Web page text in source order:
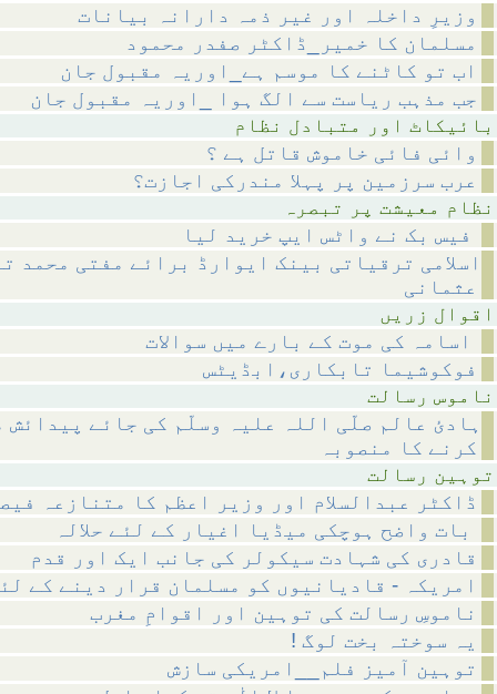
وزیرِ داخلہ اور غیر ذمہ دارانہ بیانات
مسلمان کا خمیر_ڈاکٹر صفدر محمود
اب تو کاٹنے کا موسم ہے_اوریہ مقبول جان
جب مذہب ریاست سے الگ ہوا _اوریہ مقبول جان
وائی فائی خاموش قاتل ہے ؟
عرب سرزمین پر پہلا مندرکی اجازت؟
اسلامی ترقیاتی بینک ایوارڈ برائے مفتی محمد
عثمانی
فوکوشیما تابکاری،ابڈیٹس
ہادئ عالم صلّی اللہ علیہ وسلّم کی جائے پیدائش
کرنے کا منصوبہ
ڈاکٹر عبدالسلام اور وزیر اعظم کا متنازعہ
قادری کی شہادت سیکولر کی جانب ایک اور قدم
امریکہ - قادیانیوں کو مسلمان قرار دینے کے
ناموسِ رسالت کی توہین اور اقوامِ مغرب
! یہ سوختہ بخت لوگ
توہین آمیز فلم__امریکی سازش